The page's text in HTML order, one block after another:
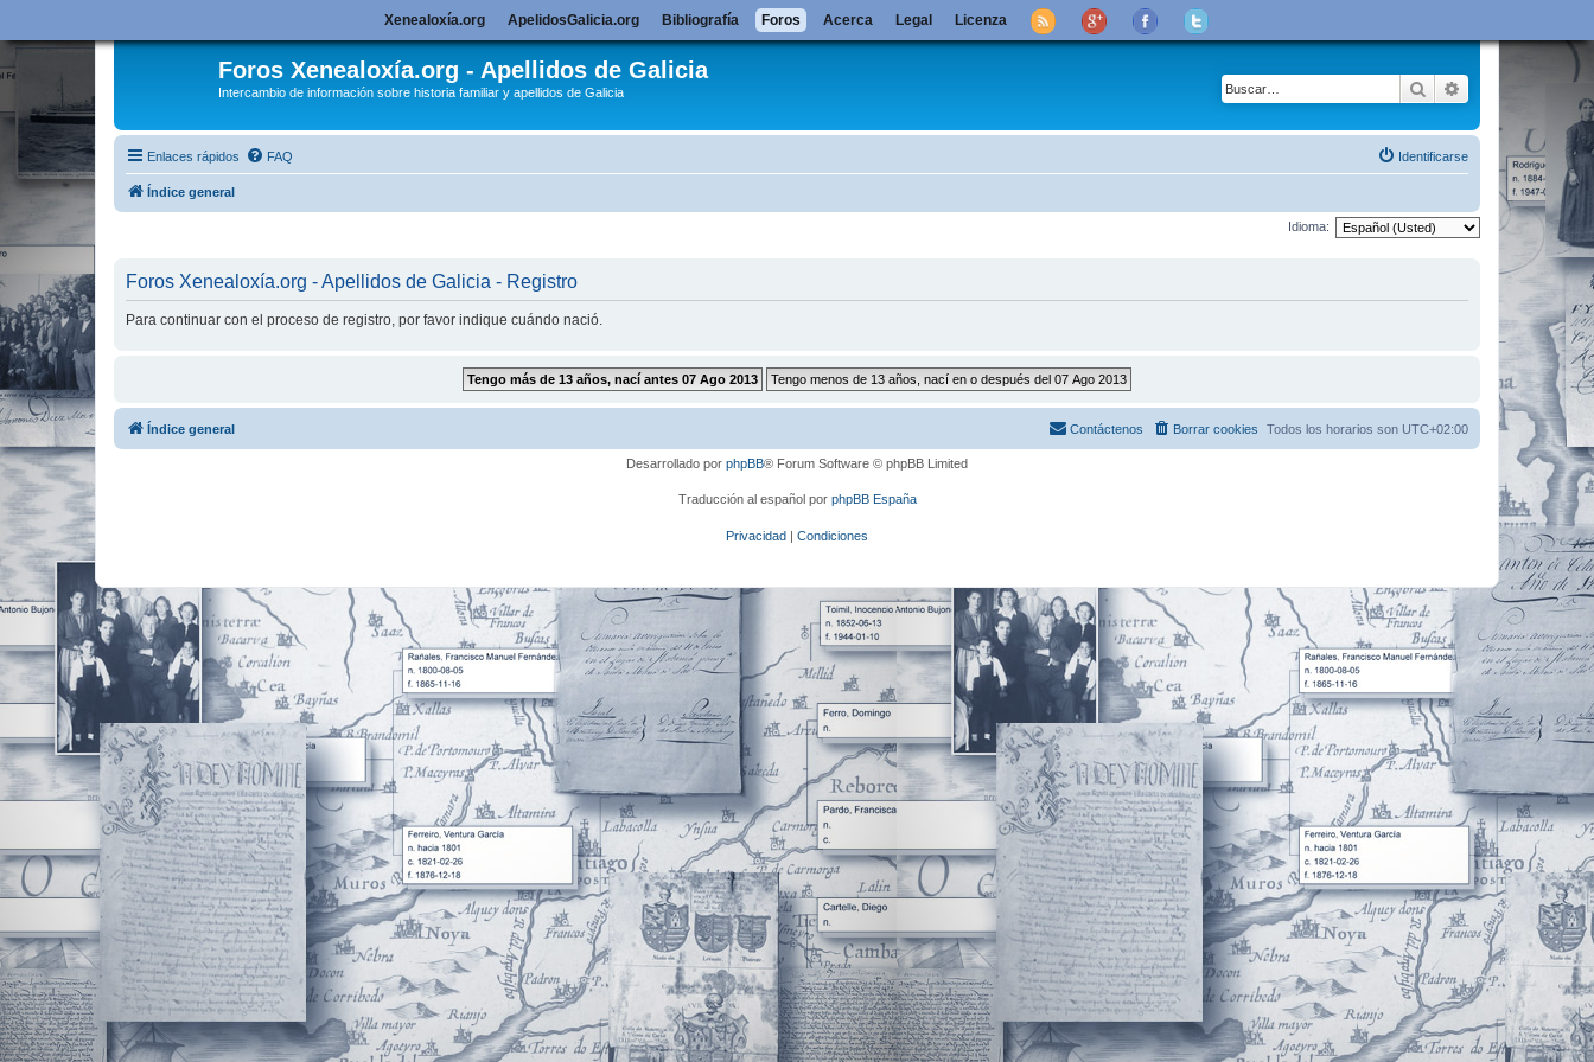
Foros Xenealoxía.org - Apellidos de Galicia
Intercambio de información sobre historia familiar y apellidos de Galicia Buscar Búsqueda
Enlaces rápidos FAQ Identificarse
Índice general
Idioma:
Foros Xenealoxía.org - Apellidos de Galicia - Registro
Para continuar con el proceso de registro, por favor indique cuándo nació.
Xenealoxía.org ApelidosGalicia.org Bibliografía Foros Acerca Legal Licenza
Índice general Todos los horarios son UTC+02:00
Borrar cookies
Contáctenos
Desarrollado por phpBB® Forum Software © phpBB Limited
Traducción al español por phpBB España
Privacidad | Condiciones